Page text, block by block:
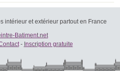
intérieur et extérieur partout en France
Batiment.net
- Inscription gratuite